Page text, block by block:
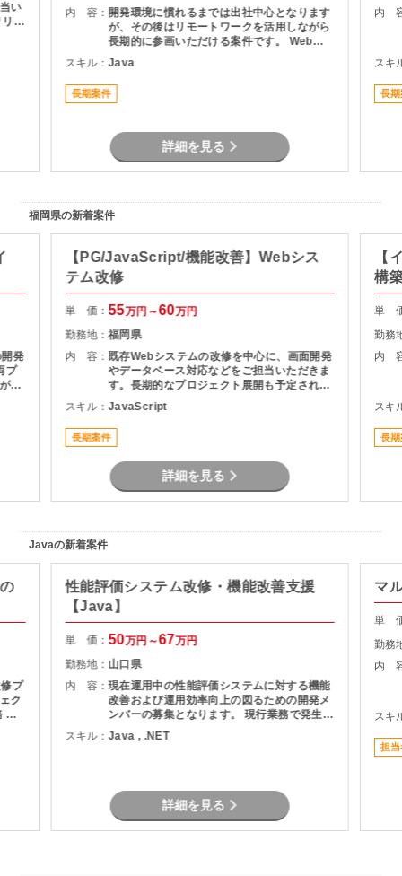
い
ー
内 容： 開発環境に慣れるまでは出社中心となります
が、その後はリモートワークを活用しながら
長期的に参画いただける案件です。 Web開
発経験を活かしながら、安定したプロジェク
トでスキルアップを目指せます。
スキル：Java
長期案件
詳細を見る
内
スキ
長期
福岡県の新着案件
発
プ
で
【PG/JavaScript/機能改善】Webシス
テム改修
単 価：55万円～60万円
勤務地：福岡県
内 容： 既存Webシステムの改修を中心に、画面開発
やデータベース対応などをご担当いただきま
す。長期的なプロジェクト展開も予定されて
おり、安定して参画いただける環境です。
スキル：JavaScript
長期案件
詳細を見る
【
構
単
勤務
内
スキ
長期
Javaの新着案件
プ
ク
性能評価システム改修・機能改善支援
【Java】
単 価：50万円～67万円
勤務地： 山口県
内 容：現在運用中の性能評価システムに対する機能
改善および運用効率向上の図るための開発メ
ンバーの募集となります。 現行業務で発生し
ている課題を整理し、機能追加を実現しま
す。
スキル：Java , .NET
詳細を見る
マ
単
勤務
内
スキ
担当